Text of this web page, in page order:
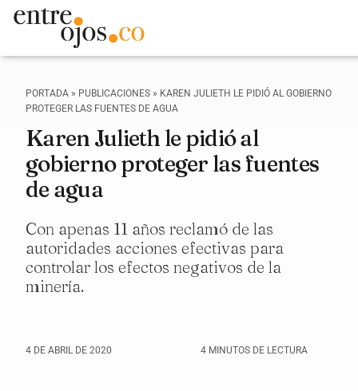
PORTADA » PUBLICACIONES » KAREN JULIETH LE PIDIÓ AL GOBIERNO
PROTEGER LAS FUENTES DE AGUA
Karen Julieth le pidió al
gobierno proteger las fuentes
de agua
Con apenas 11 años reclamó de las
autoridades acciones efectivas para
controlar los efectos negativos de la
minería.
4 DE ABRIL DE 2020 4 MINUTOS DE LECTURA